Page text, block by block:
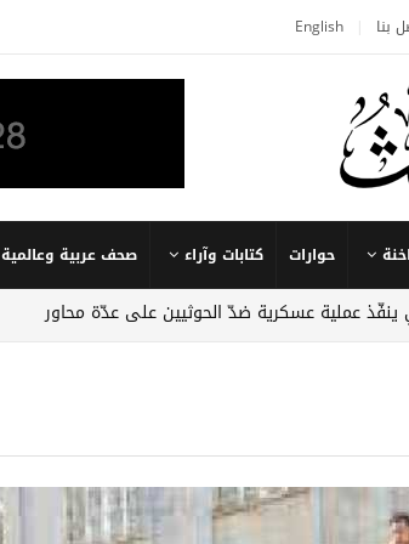
بنا English
حوارات كتابات وآراء صحف عربية وعالمية
ينفّذ عملية عسكرية ضدّ الحوثيين على عدّة محاور